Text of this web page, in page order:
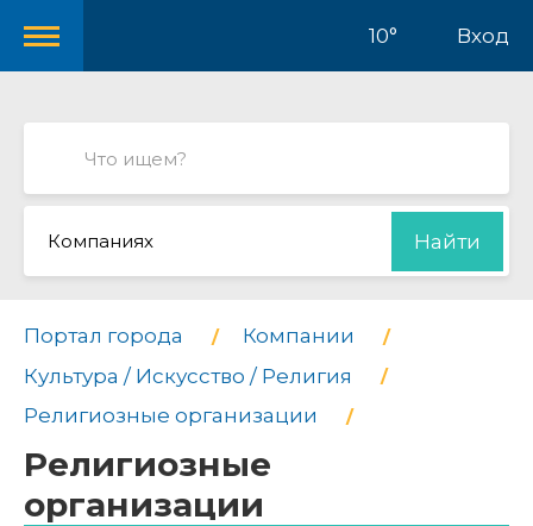
10° Вход
Компаниях Найти
Портал города
Компании
Культура / Искусство / Религия
Религиозные организации
Религиозные
организации